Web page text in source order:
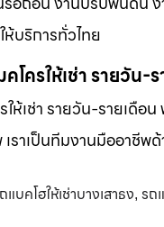
บริการทั่วไทย
โครให้เช่า รายวั
ห้เช่า รายวัน-รายเดื
ราเป็นทีมงานมืออาชีพ
แบคโฮให้เช่าบางเสาธง, รถ